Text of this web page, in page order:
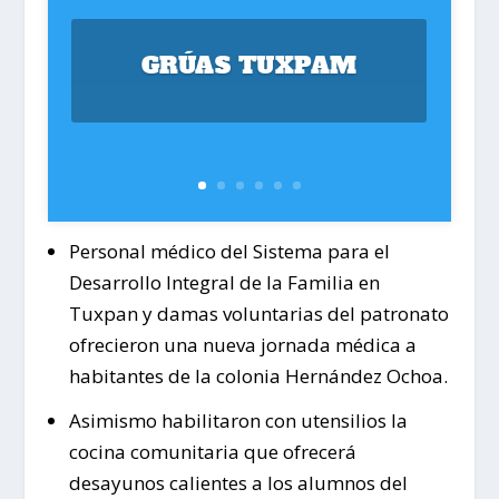
GRÚAS TUXPAM
Personal médico del Sistema para el
Desarrollo Integral de la Familia en
Tuxpan y damas voluntarias del patronato
ofrecieron una nueva jornada médica a
habitantes de la colonia Hernández Ochoa.
Asimismo habilitaron con utensilios la
cocina comunitaria que ofrecerá
desayunos calientes a los alumnos del